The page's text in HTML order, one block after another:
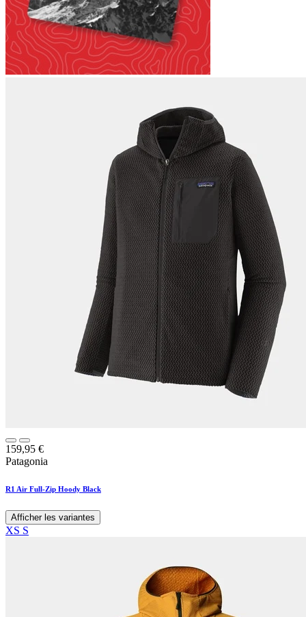
159,95 €
Patagonia
R1 Air Full-Zip Hoody Black
Afficher les variantes
XS S